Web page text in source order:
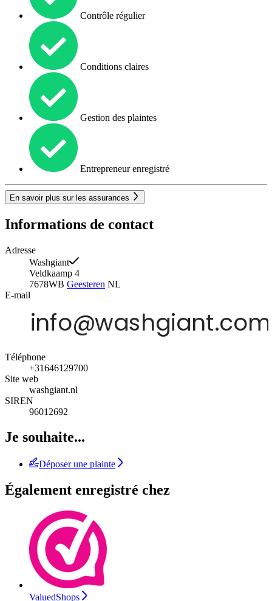
Contrôle régulier
Conditions claires
Gestion des plaintes
Entrepreneur enregistré
En savoir plus sur les assurances
Informations de contact
Adresse
Washgiant
Veldkaamp 4
7678WB Geesteren NL
E-mail
Téléphone
+31646129700
Site web
washgiant.nl
SIREN
96012692
Je souhaite...
Déposer une plainte
Également enregistré chez
ValuedShops